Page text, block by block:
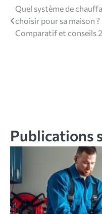
Navigation
de
Quel système de
choisir pour sa maison ?
Comparatif et conseils
Publications